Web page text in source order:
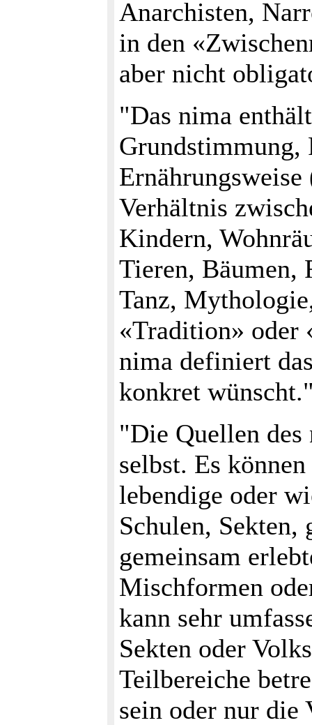
Anarchisten,
in den
aber nicht
"Das nima
Grundstimmung,
Verhältnis
Kindern,
Tieren, Bäumen,
Tanz,
«Tradition» oder
nima definiert
konkret
"Die Quellen
selbst. Es
lebendige oder
Schulen, Sekten,
gemeinsam
Mischformen
kann sehr
Sekten oder
Teilbereiche
sein oder nur die